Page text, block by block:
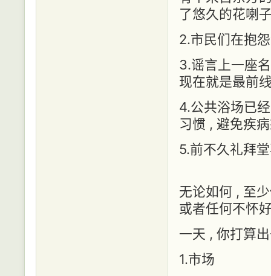
了悠久的花喇
2.市民们在抱
3.谣言上一座
现在就是最前
4.公共浴场已
习惯 , 避免疾
5.前不久礼拜
无论如何 , 至
或者任何不怀
一天 , 你打算
1.市场